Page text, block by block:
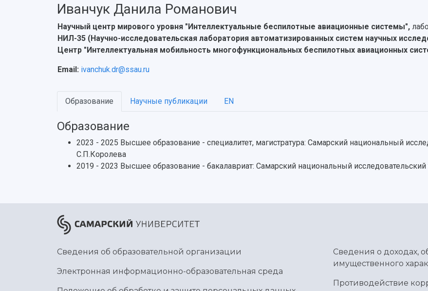
Иванчук Данила Романович
Научный центр мирового уровня "Интеллектуальные беспилотные авиационные системы",
НИЛ-35 (Научно-исследовательская лаборатория автоматизированных систем научных
Центр "Интеллектуальная мобильность многофункциональных беспилотных авиационных
Email: ivanchuk.dr@ssau.ru
Образование Научные публикации EN
Образование
2023 - 2025 Высшее образование - специалитет, магистратура: Самарский национальный
С.П.Королева
2019 - 2023 Высшее образование - бакалавриат: Самарский национальный
Сведения об образовательной организации
Электронная информационно-образовательная среда
Сведения о доходах,
имущественного
Противодействие